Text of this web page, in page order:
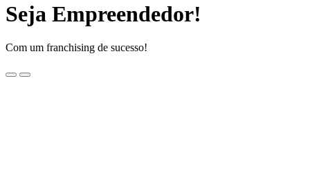
Seja Empreendedor!
Com um franchising de sucesso!